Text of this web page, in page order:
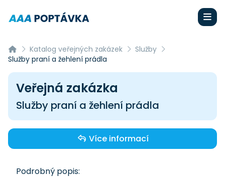
Katalog veřejných zakázek
Služby
Služby praní a žehlení prádla
Veřejná zakázka
Služby praní a žehlení prádla
Více informací
Podrobný popis: